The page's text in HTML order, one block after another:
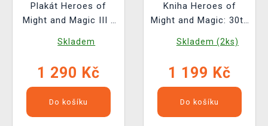
Plakát Heroes of
Might and Magic III -
Archdevil (sada 3
Skladem
1 290 Kč
Do košíku
Kniha Heroes of
Might and Magic: 30th
Retrospective
Skladem (2ks)
1 199 Kč
Do košíku